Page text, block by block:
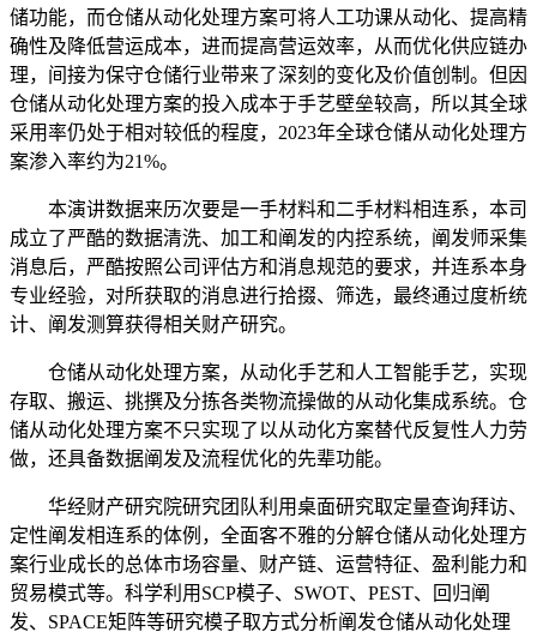
储功能，而仓储从动化处理方案可将人工功课从动化、提高精
确性及降低营运成本，进而提高营运效率，从而优化供应链办
理，间接为保守仓储行业带来了深刻的变化及价值创制。但因
仓储从动化处理方案的投入成本于手艺壁垒较高，所以其全球
采用率仍处于相对较低的程度，2023年全球仓储从动化处理方
案渗入率约为21%。
本演讲数据来历次要是一手材料和二手材料相连系，本司
成立了严酷的数据清洗、加工和阐发的内控系统，阐发师采集
消息后，严酷按照公司评估方和消息规范的要求，并连系本身
专业经验，对所获取的消息进行拾掇、筛选，最终通过度析统
计、阐发测算获得相关财产研究。
仓储从动化处理方案，从动化手艺和人工智能手艺，实现
存取、搬运、挑撰及分拣各类物流操做的从动化集成系统。仓
储从动化处理方案不只实现了以从动化方案替代反复性人力劳
做，还具备数据阐发及流程优化的先辈功能。
华经财产研究院研究团队利用桌面研究取定量查询拜访、
定性阐发相连系的体例，全面客不雅的分解仓储从动化处理方
案行业成长的总体市场容量、财产链、运营特征、盈利能力和
贸易模式等。科学利用SCP模子、SWOT、PEST、回归阐
发、SPACE矩阵等研究模子取方式分析阐发仓储从动化处理